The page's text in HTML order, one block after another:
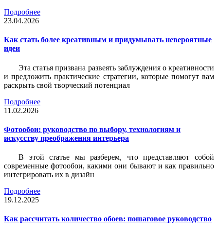
Подробнее
23.04.2026
Как стать более креативным и придумывать невероятные
идеи
Эта статья призвана развеять заблуждения о креативности
и предложить практические стратегии, которые помогут вам
раскрыть свой творческий потенциал
Подробнее
11.02.2026
Фотообои: руководство по выбору, технологиям и
искусству преображения интерьера
В этой статье мы разберем, что представляют собой
современные фотообои, какими они бывают и как правильно
интегрировать их в дизайн
Подробнее
19.12.2025
Как рассчитать количество обоев: пошаговое руководство